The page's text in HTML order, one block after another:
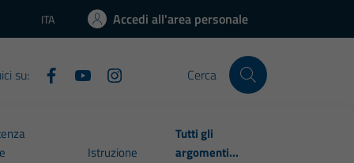
Lingua attiva:
ITA Accedi all'area personale
su: Cerca
Istruzione
Tutti gli
argomenti...